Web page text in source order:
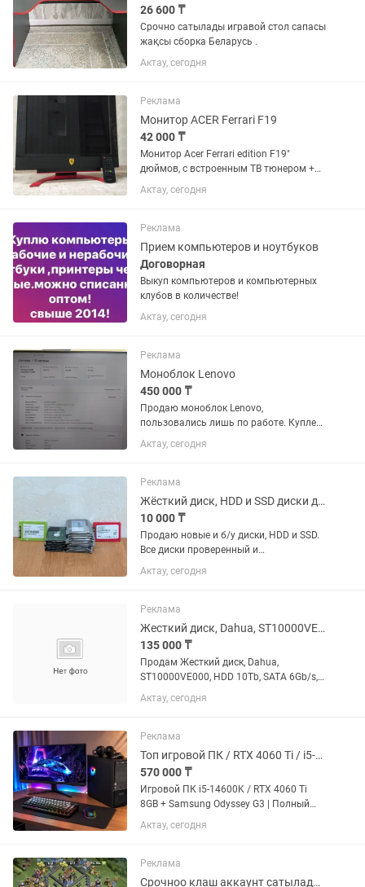
26 600 ₸
Срочно сатылады игравой стол сапасы
жақсы сборка Беларусь .
Актау, сегодня
Реклама
Монитор ACER Ferrari F19
42 000 ₸
Монитор Acer Ferrari edition F19"
дюймов, с встроенным ТВ тюнером +
пульт. Можно смотреть кабельное ТВ и
подключать приставки. Для
Описание характеристики ищите в...
Актау, сегодня
Реклама
Прием компьютеров и ноутбуков
Договорная
Выкуп компьютеров и компьютерных
клубов в количестве!
Актау, сегодня
Реклама
Моноблок Lenovo
450 000 ₸
Продаю моноблок Lenovo,
пользовались лишь по работе. Куплен
2023 году в хорошем состоянии.
Процессор: Intel Core i3-1220P (12-е
Актау, сегодня
Реклама
Жёсткий диск, HDD и SSD диски для компьютера и ноутбука, Новые
10 000 ₸
Продаю новые и б/у диски, HDD и SSD.
Все диски проверенный и
соответственно работоспособный! SSD
диски Новые. SSD 256GB (Розничная
HDD диски б/у. HDD 500...
Актау, сегодня
Реклама
Жесткий диск, Dahua, ST10000VE000, HDD 10Tb, SATA 6Gb/s, 3.5
135 000 ₸
Продам Жесткий диск, Dahua,
ST10000VE000, HDD 10Tb, SATA 6Gb/s,
3.5". Новые в упаковке в количестве 35
шт. В наличии в г.Актау. для серверов,
Актау, сегодня
Реклама
Топ игровой ПК / RTX 4060 Ti / i5-14600K / 32GB
570 000 ₸
Игровой ПК i5-14600K / RTX 4060 Ti
8GB + Samsung Odyssey G3 | Полный
комплект Мощный игровой комплект —
сел и играй! Продаю свой компьютер,
комплектующих. Отлично подходит...
Актау, сегодня
Реклама
Срочноо клаш аккаунт сатылады Тх 18 Игровые аккаунты Клаш оф кланс